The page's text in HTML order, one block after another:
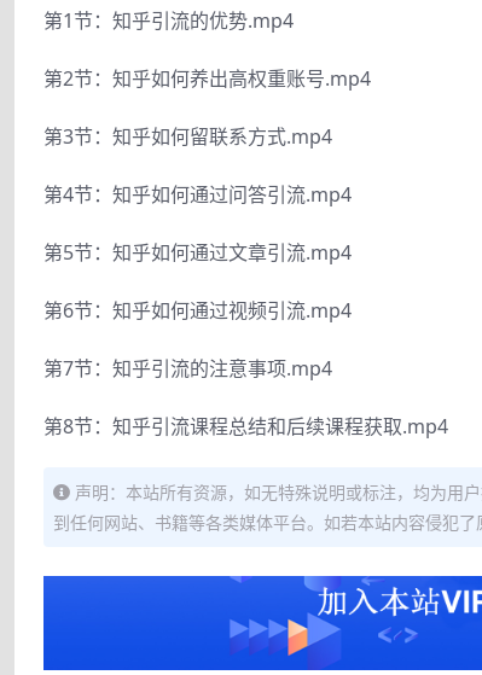
第1节：知乎引流的优势.mp4
第2节：知乎如何养出高权重账号.mp4
第3节：知乎如何留联系方式.mp4
第4节：知乎如何通过问答引流.mp4
第5节：知乎如何通过文章引流.mp4
第6节：知乎如何通过视频引流.mp4
第7节：知乎引流的注意事项.mp4
第8节：知乎引流课程总结和后续课程获取.mp4
声明：本站所有资源，如无特殊说明或标注，均为用
到任何网站、书籍等各类媒体平台。如若本站内容侵犯了